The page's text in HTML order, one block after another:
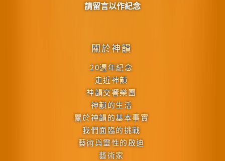
關於神韻
20週年紀念
走近神韻
神韻交響樂團
神韻的生活
關於神韻的基本事實
我們面臨的挑戰
藝術與靈性的啟迪
藝術家
請留言以作紀念